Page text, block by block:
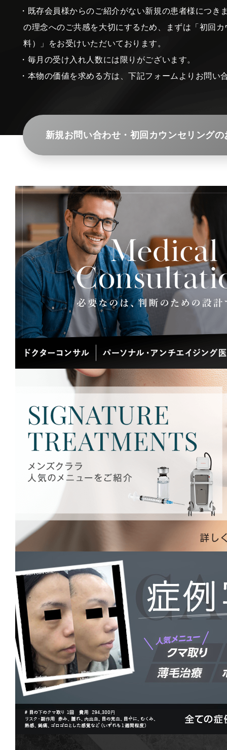
・既存会員様からのご紹介がない新規の患者様につき
の理念へのご共感を大切にするため、まずは「初回
料）」をお受けいただいております。
・毎月の受け入れ人数には限りがございます。
・本物の価値を求める方は、下記フォームよりお問い
新規お問い合わせ・初回カウンセリングの